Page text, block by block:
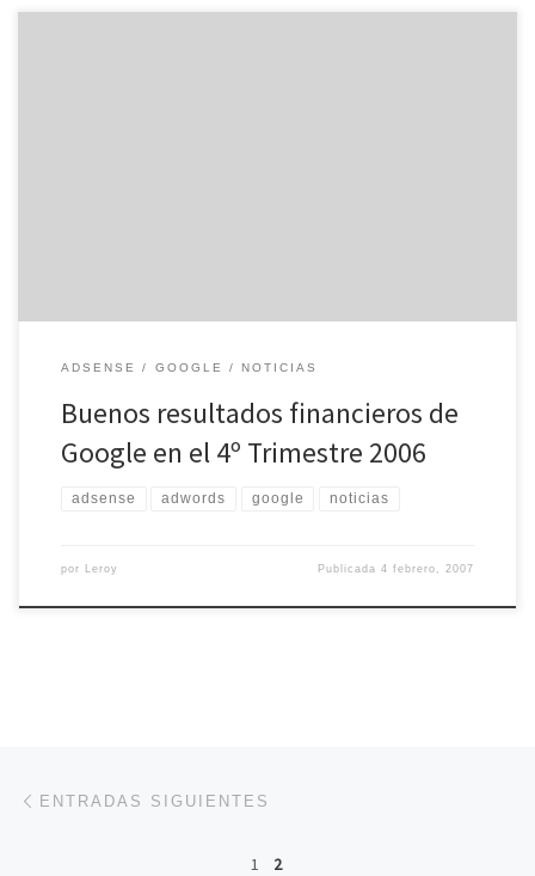
ADSENSE GOOGLE NOTICIAS
Buenos resultados financieros de
Google en el 4º Trimestre 2006
adsense adwords google noticias
por Leroy Publicada4 febrero, 2007
Navegación de entradas
ENTRADAS SIGUIENTES
1 2